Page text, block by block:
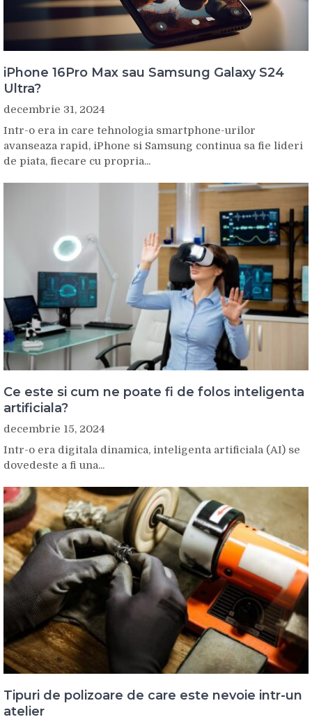
iPhone 16Pro Max sau Samsung Galaxy S24
Ultra?
decembrie 31, 2024
Intr-o era in care tehnologia smartphone-urilor
avanseaza rapid, iPhone si Samsung continua sa fie lideri
de piata, fiecare cu propria...
Ce este si cum ne poate fi de folos inteligenta
artificiala?
decembrie 15, 2024
Intr-o era digitala dinamica, inteligenta artificiala (AI) se
dovedeste a fi una...
Tipuri de polizoare de care este nevoie intr-un
atelier